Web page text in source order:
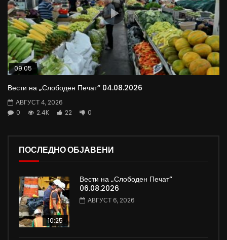
09:05
Вести на „Слободен Печат“ 04.08.2026
АВГУСТ 4, 2026
0
2.4K 22 0
ПОСЛЕДНО ОБЈАВЕНИ
10:25
Вести на „Слободен Печат“
06.08.2026
АВГУСТ 6, 2026